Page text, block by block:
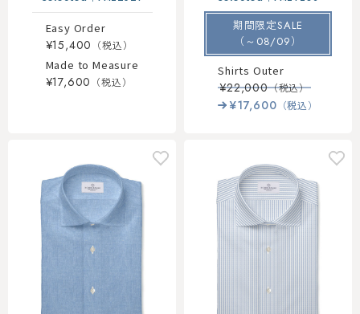
Easy Order
¥15,400
Made to Measure
¥17,600
期間限定SALE
（～08/09）
Shirts Outer
¥22,000
¥17,600